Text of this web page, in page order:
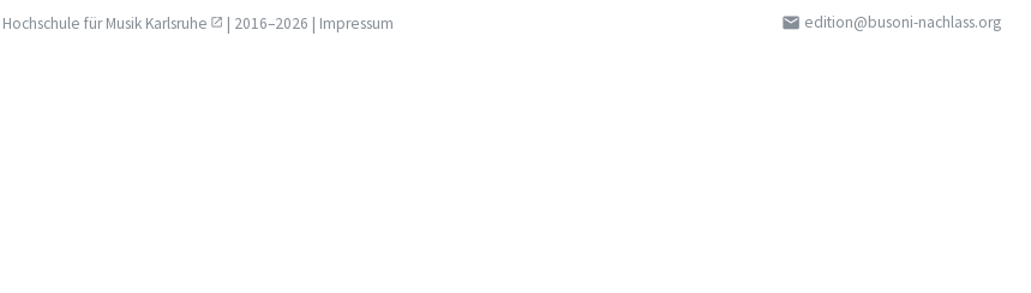
Hochschule für Musik Karlsruhe | 2016–2026 | Impressum email edition@busoni-nachlass.org